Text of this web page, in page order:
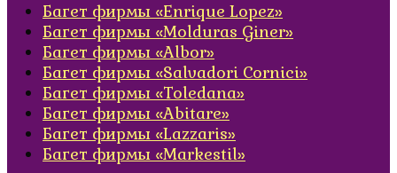
Багет фирмы «Enrique Lopez»
Багет фирмы «Molduras Giner»
Багет фирмы «Albor»
Багет фирмы «Salvadori Cornici»
Багет фирмы «Toledana»
Багет фирмы «Abitare»
Багет фирмы «Lazzaris»
Багет фирмы «Markestil»